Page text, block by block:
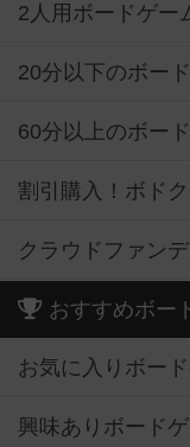
2人用ボードゲー
20分以下のボー
60分以上のボー
割引購入！ボド
クラウドファン
おすすめボー
お気に入りボー
興味ありボード